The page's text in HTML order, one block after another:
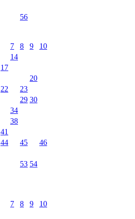
56
7 8 9
10
14
17
20
22
23
29 30
34
38
41
44 45
46
53 54
7 8 9
10